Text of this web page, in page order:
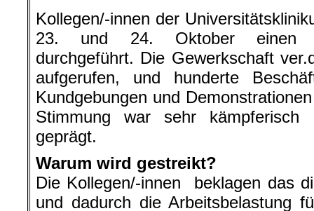
Kollegen/-innen der
23. und 24. Oktober einen
durchgeführt. Die Gewerkschaft
aufgerufen, und hunderte
Kundgebungen und
Stimmung war sehr
geprägt.
Warum wird gestreikt?
Die Kollegen/-innen beklagen das
und dadurch die Arbeitsbelastung